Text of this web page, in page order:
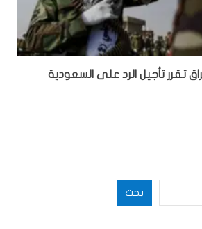
تقرر تأجيل الرد على السعودية
بحث